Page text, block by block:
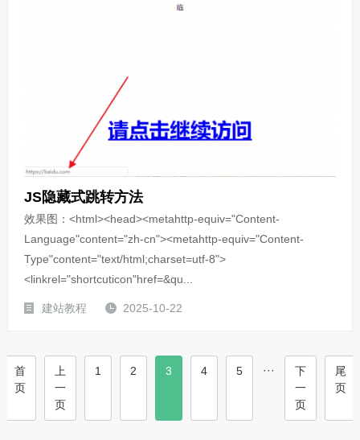
JS隐藏式跳转方法
效果图：<html><head><metahttp-equiv="Content-
Language"content="zh-cn"><metahttp-equiv="Content-
Type"content="text/html;charset=utf-8">
<linkrel="shortcuticon"href=&qu...
建站教程 2025-10-22
首
页
上
一
页
1 2 3 4 5 ···
下
一
页
尾
页